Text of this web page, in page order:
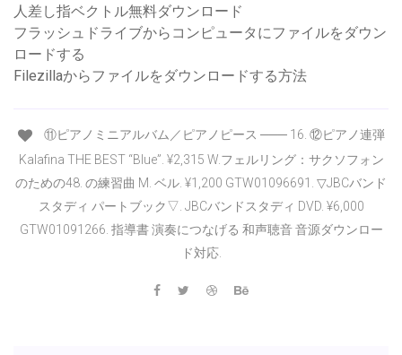
人差し指ベクトル無料ダウンロード
フラッシュドライブからコンピュータにファイルをダウン
ロードする
Filezillaからファイルをダウンロードする方法
⑪ピアノミニアルバム／ピアノピース ─── 16. ⑫ピアノ連弾
Kalafina THE BEST “Blue”. ¥2,315 W.フェルリング：サクソフォン
のための48. の練習曲 M. ベル. ¥1,200 GTW01096691. ▽JBCバンド
スタディ パートブック▽. JBCバンドスタディ DVD. ¥6,000
GTW01091266. 指導書 演奏につなげる 和声聴音 音源ダウンロー
ド対応.